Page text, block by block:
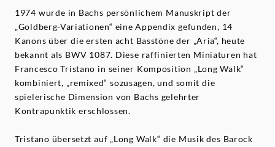
1974 wurde in Bachs persönlichem Manuskript der
„Goldberg-Variationen“ eine Appendix gefunden, 14
Kanons über die ersten acht Basstöne der „Aria“, heute
bekannt als BWV 1087. Diese raffinierten Miniaturen hat
Francesco Tristano in seiner Komposition „Long Walk“
kombiniert, „remixed“ sozusagen, und somit die
spielerische Dimension von Bachs gelehrter
Kontrapunktik erschlossen.
Tristano übersetzt auf „Long Walk“ die Musik des Barock